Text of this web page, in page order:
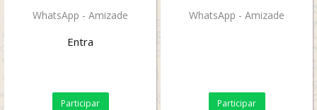
WhatsApp - Amizade
Entra
Participar
WhatsApp - Amizade
Participar